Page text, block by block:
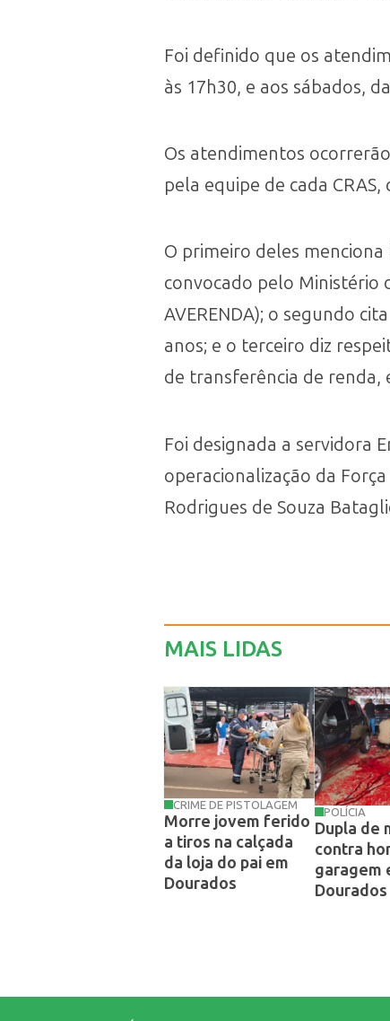
Foi definido que os
às 17h30, e aos sábados,
Os atendimentos
pela equipe de cada
O primeiro deles
convocado pelo Ministério
AVERENDA); o segundo
anos; e o terceiro diz
de transferência de renda,
Foi designada a servidora
operacionalização da
Rodrigues de Souza
MAIS LIDAS
CRIME DE PISTOLAGEM
Morre jovem ferido
a tiros na calçada
da loja do pai em
Dourados
POLÍCIA
Dupla de
contra
garagem
Dourados